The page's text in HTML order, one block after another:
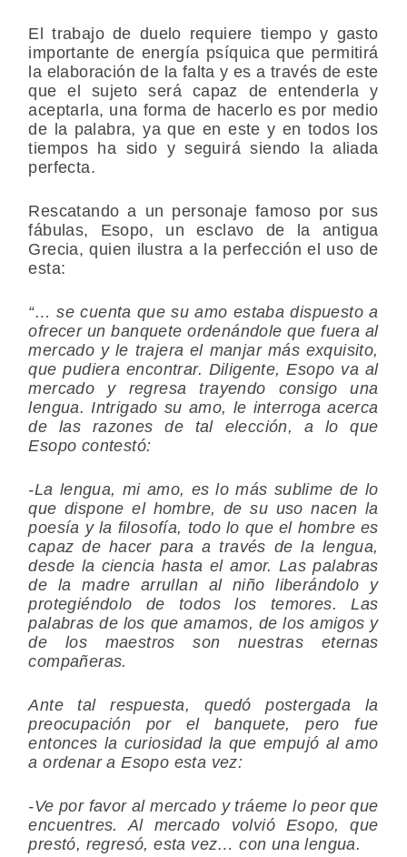
El trabajo de duelo requiere tiempo y gasto
importante de energía psíquica que permitirá
la elaboración de la falta y es a través de este
que el sujeto será capaz de entenderla y
aceptarla, una forma de hacerlo es por medio
de la palabra, ya que en este y en todos los
tiempos ha sido y seguirá siendo la aliada
perfecta.
Rescatando a un personaje famoso por sus
fábulas, Esopo, un esclavo de la antigua
Grecia, quien ilustra a la perfección el uso de
esta:
“… se cuenta que su amo estaba dispuesto a
ofrecer un banquete ordenándole que fuera al
mercado y le trajera el manjar más exquisito,
que pudiera encontrar. Diligente, Esopo va al
mercado y regresa trayendo consigo una
lengua. Intrigado su amo, le interroga acerca
de las razones de tal elección, a lo que
Esopo contestó:
-La lengua, mi amo, es lo más sublime de lo
que dispone el hombre, de su uso nacen la
poesía y la filosofía, todo lo que el hombre es
capaz de hacer para a través de la lengua,
desde la ciencia hasta el amor. Las palabras
de la madre arrullan al niño liberándolo y
protegiéndolo de todos los temores. Las
palabras de los que amamos, de los amigos y
de los maestros son nuestras eternas
compañeras.
Ante tal respuesta, quedó postergada la
preocupación por el banquete, pero fue
entonces la curiosidad la que empujó al amo
a ordenar a Esopo esta vez:
-Ve por favor al mercado y tráeme lo peor que
encuentres. Al mercado volvió Esopo, que
prestó, regresó, esta vez… con una lengua.